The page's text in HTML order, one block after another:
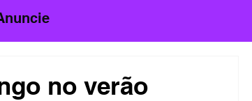
no verão